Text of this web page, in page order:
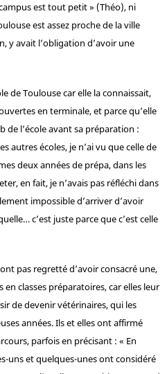
est tout petit » (Théo), ni
est assez proche de la ville
y avait l’obligation d’avoir une
de Toulouse car elle la connaissait,
en terminale, et parce qu’elle
de l’école avant sa préparation :
autres écoles, je n’ai vu que celle de
deux années de prépa, dans les
en fait, je n’avais pas réfléchi dans
impossible d’arriver d’avoir
c’est juste parce que c’est celle
pas regretté d’avoir consacré une,
classes préparatoires, car elles leur
de devenir vétérinaires, qui les
années. Ils et elles ont affirmé
parfois en précisant : « En
uns et quelques-unes ont considéré